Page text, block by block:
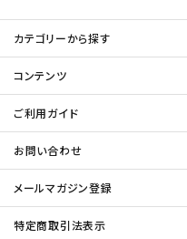
カテゴリーから探す
コンテンツ
ご利用ガイド
お問い合わせ
メールマガジン登録
特定商取引法表示